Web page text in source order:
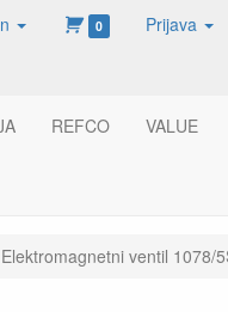
0 Prijava
REFCO VALUE
Elektromagnetni ventil 1078/